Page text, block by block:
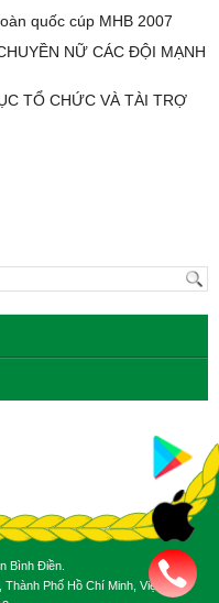
quốc cúp MHB 2007
NỮ CÁC ĐỘI MẠNH
TỔ CHỨC VÀ TÀI TRỢ
Bình Điền.
Phố Hồ Chí Minh, Việt Nam.